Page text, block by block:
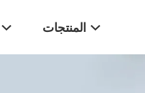
المنتجات